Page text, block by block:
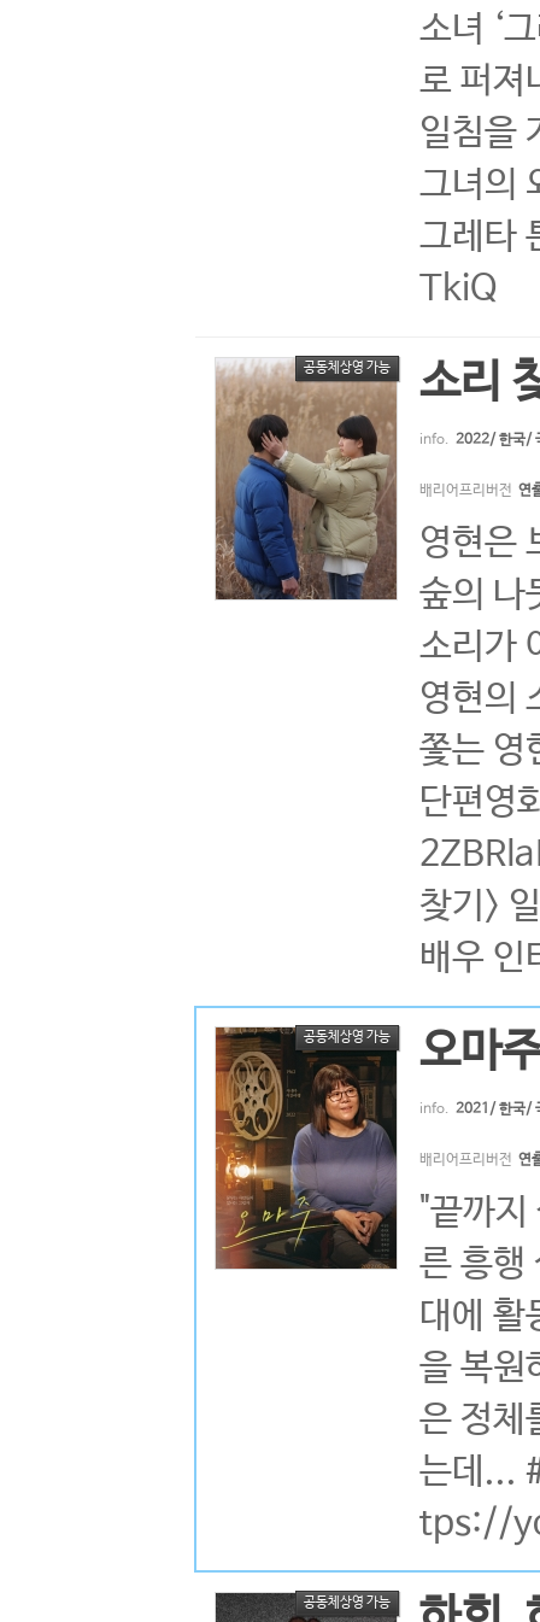
소녀 ‘
로 퍼
일침을
그녀의
그레타
TkiQ
공동체상영 가능 소리
info. 2022/ 한국/
배리어프리버전 연
영현은
숲의 나
소리가
영현의
쫓는 영
단편영
찾기>
배우
공동체상영 가능 오마
info. 2021/ 한국/
배리어프리버전 연
"끝까지
른 흥행
대에 활
을 복원
은 정체
는데...
tps://
공동체상영 가능